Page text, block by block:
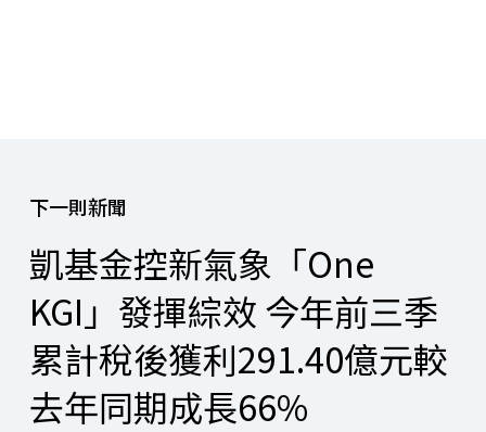
下一則新聞
凱基金控新氣象「One
KGI」發揮綜效 今年前三季
累計稅後獲利291.40億元較
去年同期成長66%